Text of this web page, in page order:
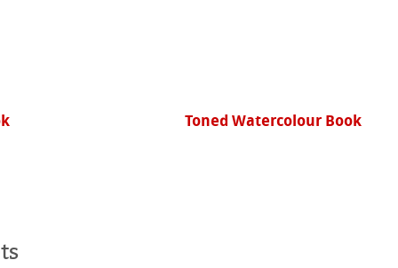
Toned Watercolour Book